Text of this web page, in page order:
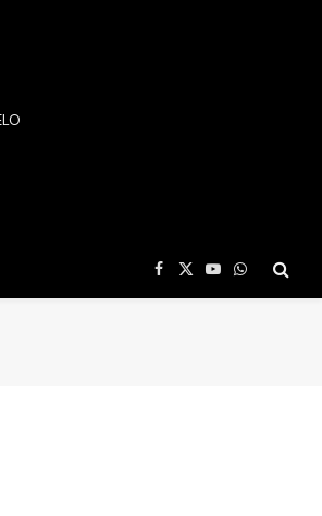
Facebook
X
(Twitter)
YouTube
WhatsApp